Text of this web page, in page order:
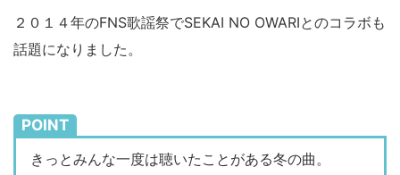
２０１４年のFNS歌謡祭でSEKAI NO OWARIとのコラボも
話題になりました。
POINT
きっとみんな一度は聴いたことがある冬の曲。